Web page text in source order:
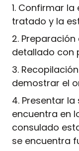
Confirmar la
tratado y la
detallado con
demostrar el
Presentar la
encuentra en
consulado
se encuentra